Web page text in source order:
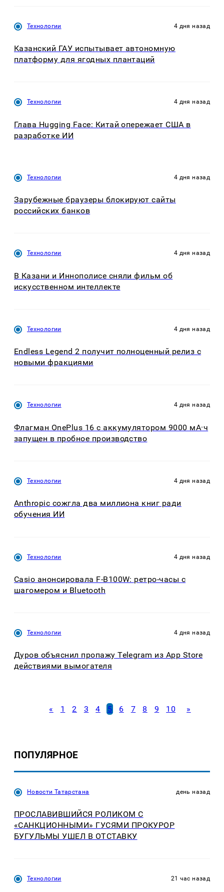
Технологии 4 дня назад
Казанский ГАУ испытывает автономную
платформу для ягодных плантаций
Технологии 4 дня назад
Глава Hugging Face: Китай опережает США в
разработке ИИ
Технологии 4 дня назад
Зарубежные браузеры блокируют сайты
российских банков
Технологии 4 дня назад
В Казани и Иннополисе сняли фильм об
искусственном интеллекте
Технологии 4 дня назад
Endless Legend 2 получит полноценный релиз с
новыми фракциями
Технологии 4 дня назад
Флагман OnePlus 16 с аккумулятором 9000 мА·ч
запущен в пробное производство
Технологии 4 дня назад
Anthropic сожгла два миллиона книг ради
обучения ИИ
Технологии 4 дня назад
Casio анонсировала F-B100W: ретро-часы с
шагомером и Bluetooth
Технологии 4 дня назад
Дуров объяснил пропажу Telegram из App Store
действиями вымогателя
« 1 2 3 4 5 6 7 8 9 10 »
ПОПУЛЯРНОЕ
Новости Татарстана день назад
ПРОСЛАВИВШИЙСЯ РОЛИКОМ С
«САНКЦИОННЫМИ» ГУСЯМИ ПРОКУРОР
БУГУЛЬМЫ УШЕЛ В ОТСТАВКУ
Технологии 21 час назад